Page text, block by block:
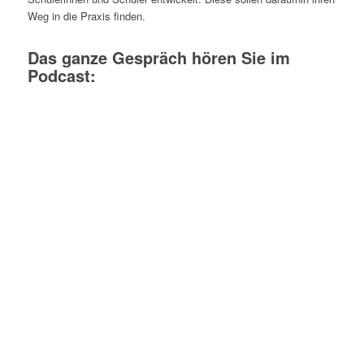
Weg in die Praxis finden.
Das ganze Gespräch hören Sie im
Podcast: